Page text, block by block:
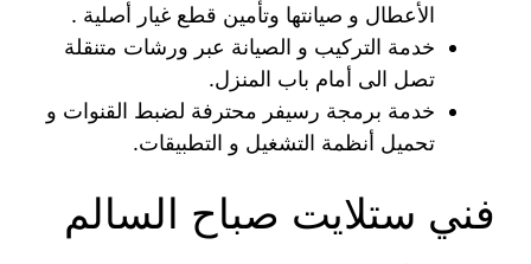
الأعطال و صيانتها وتأمين قطع غيار أصلية .
خدمة التركيب و الصيانة عبر ورشات متنقلة
تصل الى أمام باب المنزل.
خدمة برمجة رسيفر محترفة لضبط القنوات و
تحميل أنظمة التشغيل و التطبيقات.
فني ستلايت صباح السالم